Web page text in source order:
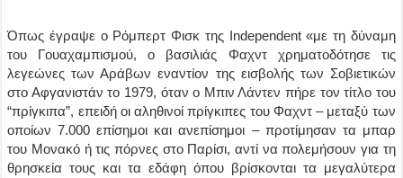
Όπως έγραψε ο Ρόμπερτ Φισκ της Independent «με τη δύναμη
του Γουαχαμπισμού, ο βασιλιάς Φαχντ χρηματοδότησε τις
λεγεώνες των Αράβων εναντίον της εισβολής των Σοβιετικών
στο Αφγανιστάν το 1979, όταν ο Μπιν Λάντεν πήρε τον τίτλο του
“πρίγκιπα”, επειδή οι αληθινοί πρίγκιπες του Φαχντ – μεταξύ των
οποίων 7.000 επίσημοι και ανεπίσημοι – προτίμησαν τα μπαρ
του Μονακό ή τις πόρνες στο Παρίσι, αντί να πολεμήσουν για τη
θρησκεία τους και τα εδάφη όπου βρίσκονται τα μεγαλύτερα